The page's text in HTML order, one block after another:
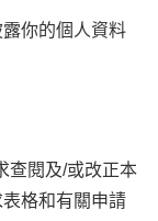
你的個人資料
查閱及/或改正本
格和有關申請